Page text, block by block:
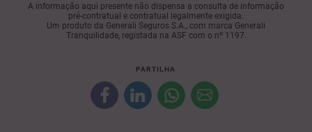
A informação aqui presente não dispensa a consulta de informação
pré-contratual e contratual legalmente exigida.
Um produto da Generali Seguros S.A., com marca Generali
Tranquilidade, registada na ASF com o nº 1197.
PARTILHA